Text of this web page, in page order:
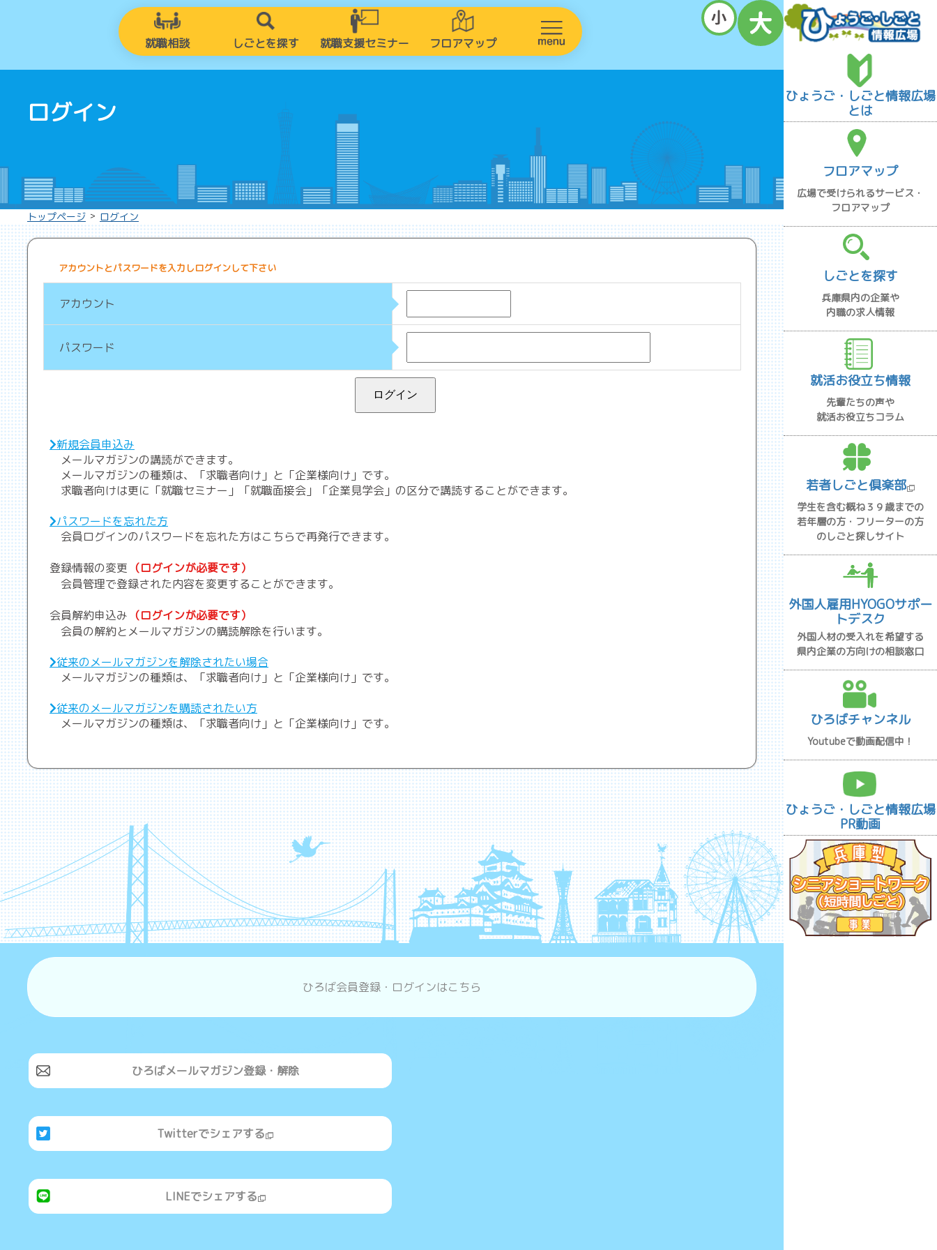
就職相談 しごとを探す 就職支援セミナー フロアマップ
ログイン
トップページ > ログイン
アカウントとパスワードを入力しログインして下さい
アカウント
パスワード
新規会員申込み
メールマガジンの講読ができます。
メールマガジンの種類は、「求職者向け」と「企業様向け」です。
求職者向けは更に「就職セミナー」「就職面接会」「企業見学会」の区分で講読することができます。
パスワードを忘れた方
会員ログインのパスワードを忘れた方はこちらで再発行できます。
登録情報の変更 （ログインが必要です）
会員管理で登録された内容を変更することができます。
会員解約申込み （ログインが必要です）
会員の解約とメールマガジンの購読解除を行います。
従来のメールマガジンを解除されたい場合
メールマガジンの種類は、「求職者向け」と「企業様向け」です。
従来のメールマガジンを購読されたい方
メールマガジンの種類は、「求職者向け」と「企業様向け」です。
ひろば会員登録・ログインはこちら
ひろばメールマガジン登録・解除
Twitterでシェアする
LINEでシェアする
ひょうご・しごと情報広場
とは
フロアマップ
広場で受けられるサービス・
フロアマップ
しごとを探す
兵庫県内の企業や
内職の求人情報
就活お役立ち情報
先輩たちの声や
就活お役立ちコラム
若者しごと倶楽部
学生を含む概ね３９歳までの
若年層の方・フリーターの方
のしごと探しサイト
外国人雇用HYOGOサポー
トデスク
外国人材の受入れを希望する
県内企業の方向けの相談窓口
ひろばチャンネル
Youtubeで動画配信中！
ひょうご・しごと情報広場
PR動画